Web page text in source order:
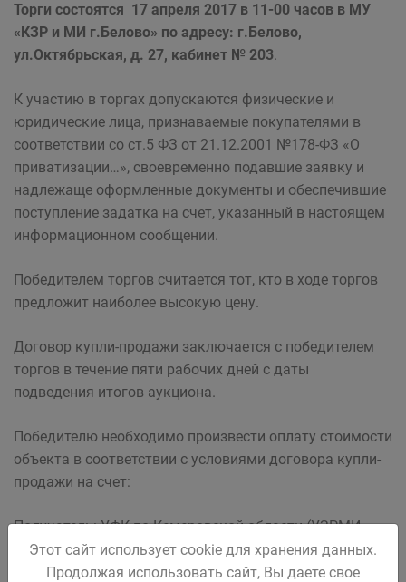
Торги состоятся 17 апреля 2017 в 11-00 часов в МУ
«КЗР и МИ г.Белово» по адресу: г.Белово,
ул.Октябрьская, д. 27, кабинет № 203.
К участию в торгах допускаются физические и
юридические лица, признаваемые покупателями в
соответствии со ст.5 ФЗ от 21.12.2001 №178-ФЗ «О
приватизации…», своевременно подавшие заявку и
надлежаще оформленные документы и обеспечившие
поступление задатка на счет, указанный в настоящем
информационном сообщении.
Победителем торгов считается тот, кто в ходе торгов
предложит наиболее высокую цену.
Договор купли-продажи заключается с победителем
торгов в течение пяти рабочих дней с даты
подведения итогов аукциона.
Победителю необходимо произвести оплату стоимости
объекта в соответствии с условиями договора купли-
продажи на счет:
Получатель: УФК по Кемеровской области (УЗРМИ
АБГО л/с 04393206180
Этот сайт использует cookie для хранения данных.
Продолжая использовать сайт, Вы даете свое